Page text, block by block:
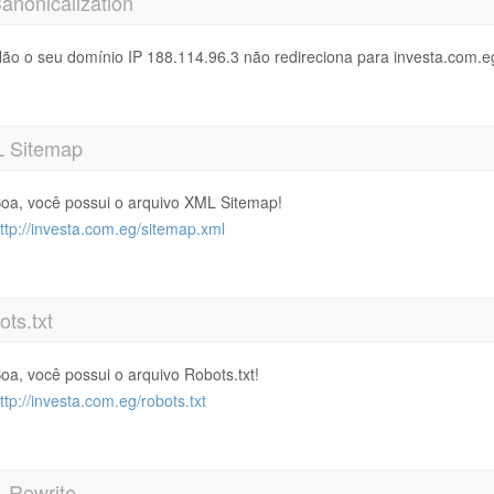
o seu domínio IP 188.114.96.3 não redireciona para
Sitemap
você possui o arquivo XML Sitemap!
investa.com.eg/sitemap.xml
você possui o arquivo Robots.txt!
investa.com.eg/robots.txt